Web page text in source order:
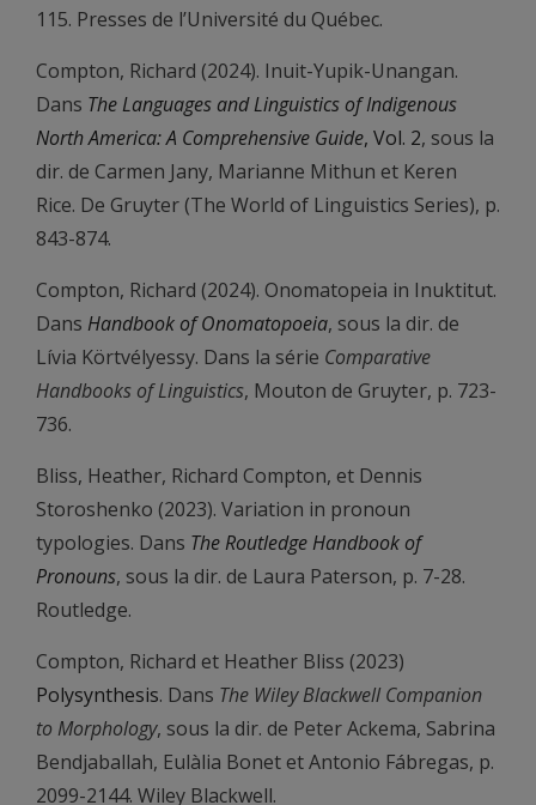
115. Presses de l’Université du Québec.
Compton, Richard (2024). Inuit-Yupik-Unangan.
Dans The Languages and Linguistics of Indigenous
North America: A Comprehensive Guide, Vol. 2, sous la
dir. de Carmen Jany, Marianne Mithun et Keren
Rice. De Gruyter (The World of Linguistics Series), p.
843-874.
Compton, Richard (2024). Onomatopeia in Inuktitut.
Dans Handbook of Onomatopoeia, sous la dir. de
Lívia Körtvélyessy. Dans la série Comparative
Handbooks of Linguistics, Mouton de Gruyter, p. 723-
736.
Bliss, Heather, Richard Compton, et Dennis
Storoshenko (2023). Variation in pronoun
typologies. Dans The Routledge Handbook of
Pronouns, sous la dir. de Laura Paterson, p. 7-28.
Routledge.
Compton, Richard et Heather Bliss (2023)
Polysynthesis. Dans The Wiley Blackwell Companion
to Morphology, sous la dir. de Peter Ackema, Sabrina
Bendjaballah, Eulàlia Bonet et Antonio Fábregas, p.
2099-2144. Wiley Blackwell.